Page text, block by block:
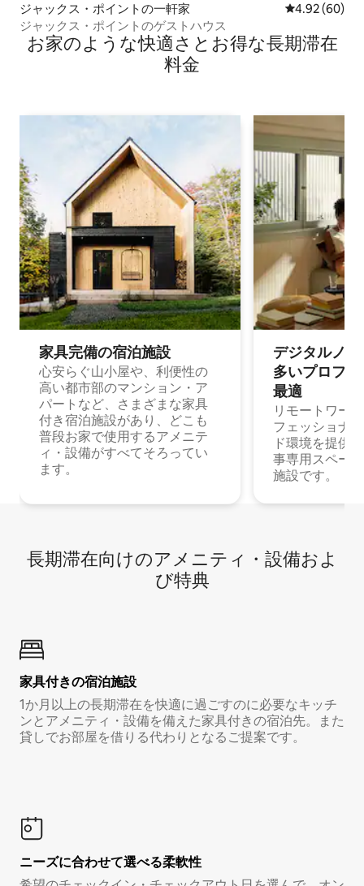
ジャックス・ポイントの一軒家 レビュー60
4.92 (60)
ジャックス・ポイントのゲストハウス
お家のような快⁠適⁠さ⁠とお⁠得⁠な長⁠期⁠滞⁠在
料⁠金
家具完備の宿⁠泊⁠施⁠設
心安らぐ山小屋や、利便性の
高い都市部のマンション・ア
パートなど、さまざまな家具
付き宿泊施設があり、どこも
普段お家で使用するアメニテ
ィ・設備がすべてそろってい
ます。
デジタルノ
多⁠いプ⁠ロ⁠フ⁠
最⁠適
リモートワー
フェッショナ
ド環境を提供
事専用スペー
施設です。
長期滞在向け⁠のア⁠メ⁠ニ⁠テ⁠ィ⁠・設⁠備⁠およ
び特⁠典
家具付き⁠の宿⁠泊⁠施⁠設
1か月以上の長期滞在を快適に過ごすのに必要なキッチ
ンとアメニティ・設備を備えた家具付きの宿泊先。また
貸しでお部屋を借りる代わりとなるご提案です。
ニーズに合わせて選べる柔軟性